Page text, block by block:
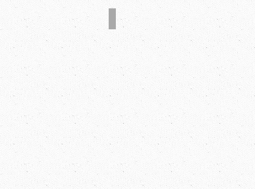
PP、PVC、PETシート